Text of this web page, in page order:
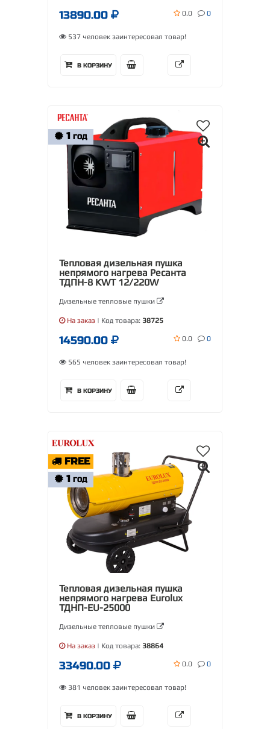
13890.00 0.0 0
537 человек заинтересовал товар!
В КОРЗИНУ
1 ГОД
Тепловая дизельная пушка
непрямого нагрева Ресанта
ТДПН-8 KWT 12/220W
Дизельные тепловые пушки
На заказ | Код товара: 38725
14590.00 0.0 0
565 человек заинтересовал товар!
В КОРЗИНУ
FREE
1 ГОД
Тепловая дизельная пушка
непрямого нагрева Eurolux
ТДНП-EU-25000
Дизельные тепловые пушки
На заказ | Код товара: 38864
33490.00 0.0 0
381 человек заинтересовал товар!
В КОРЗИНУ